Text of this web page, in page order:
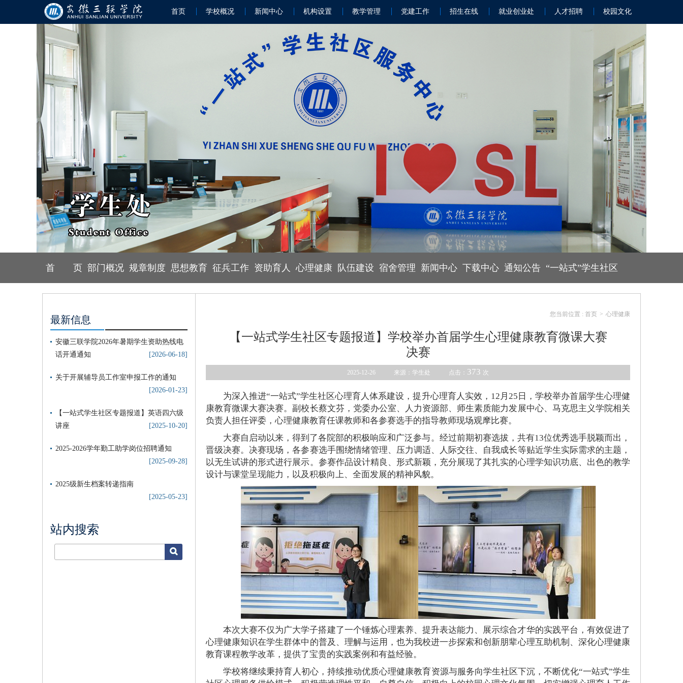
首页 学校概况 新闻中心 机构设置 教学管理 党建工作 招生在线 就业创业处 人才招聘 校园文化
首 页 部门概况 规章制度 思想教育 征兵工作 资助育人 心理健康 队伍建设 宿舍管理 新闻中心 下载中心 通知公告 “一站式”学生社区
最新信息
安徽三联学院2026年暑期学生资助热线电
话开通通知
[2026-06-18]
关于开展辅导员工作室申报工作的通知
[2026-01-23]
【一站式学生社区专题报道】英语四六级
讲座
[2025-10-20]
2025-2026学年勤工助学岗位招聘通知
[2025-09-28]
2025级新生档案转递指南
[2025-05-23]
站内搜索
您当前位置 : 首页 > 心理健康
【一站式学生社区专题报道】学校举办首届学生心理健康教育微课大赛
决赛
2025-12-26 来源：学生处 点击： 373 次
为深入推进“一站式”学生社区心理育人体系建设，提升心理育人实效，12月25日，学校举办首届学生心理健
康教育微课大赛决赛。副校长蔡文芬，党委办公室、人力资源部、师生素质能力发展中心、马克思主义学院相关
负责人担任评委，心理健康教育任课教师和各参赛选手的指导教师现场观摩比赛。
大赛自启动以来，得到了各院部的积极响应和广泛参与。经过前期初赛选拔，共有13位优秀选手脱颖而出，
晋级决赛。决赛现场，各参赛选手围绕情绪管理、压力调适、人际交往、自我成长等贴近学生实际需求的主题，
以无生试讲的形式进行展示。参赛作品设计精良、形式新颖，充分展现了其扎实的心理学知识功底、出色的教学
设计与课堂呈现能力，以及积极向上、全面发展的精神风貌。
本次大赛不仅为广大学子搭建了一个锤炼心理素养、提升表达能力、展示综合才华的实践平台，有效促进了
心理健康知识在学生群体中的普及、理解与运用，也为我校进一步探索和创新朋辈心理互助机制、深化心理健康
教育课程教学改革，提供了宝贵的实践案例和有益经验。
学校将继续秉持育人初心，持续推动优质心理健康教育资源与服务向学生社区下沉，不断优化“一站式”学生